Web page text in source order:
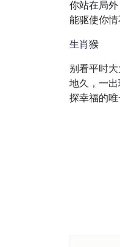
你站在局
能驱使你
生肖猴
别看平时
地久，一
探幸福的